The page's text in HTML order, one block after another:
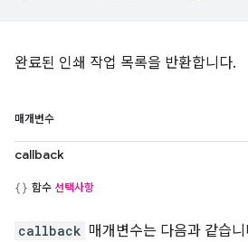
완료된 인쇄 작업 목록을 반환합니다.
매개변수
callback
함수 선택사항
callback 매개변수는 다음과 같습니